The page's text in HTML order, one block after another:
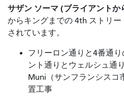
サザン ソーマ (ブライアントか
からキングまでの 4th ストリ
されています。
フリーロン通りと4番通
ント通りとウェルシュ通
Muni（サンフランシスコ
置工事